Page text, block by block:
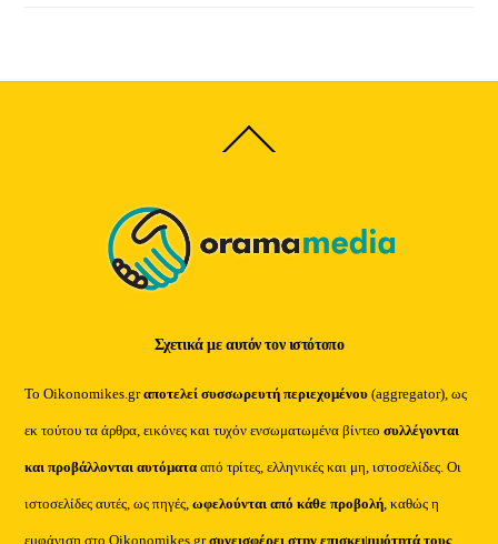
Back
To
Σχετικά με αυτόν τον ιστότοπο
Το Oikonomikes.grαποτελεί συσσωρευτή περιεχομένου (aggregator), ως
εκ τούτου τα άρθρα, εικόνες και τυχόν ενσωματωμένα βίντεοσυλλέγονται
και προβάλλονται αυτόματααπό τρίτες, ελληνικές και μη, ιστοσελίδες. Οι
ιστοσελίδες αυτές, ως πηγές,ωφελούνται από κάθε προβολή, καθώς η
εμφάνιση στο Oikonomikes.grσυνεισφέρει στην επισκεψιμότητά τους